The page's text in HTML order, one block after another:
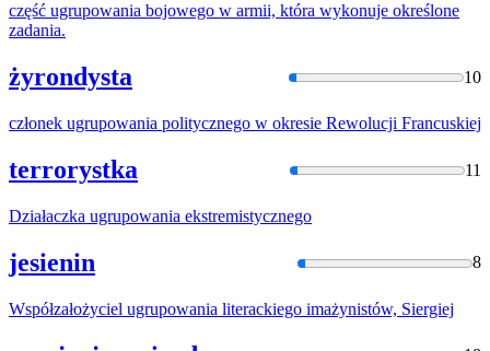
część ugrupowania bojowego w armii, która wykonuje określone
zadania.
żyrondysta 10
członek ugrupowania politycznego w okresie Rewolucji Francuskiej
terrorystka 11
Działaczka ugrupowania ekstremistycznego
jesienin 8
Współzałożyciel ugrupowania literackiego imażynistów, Siergiej